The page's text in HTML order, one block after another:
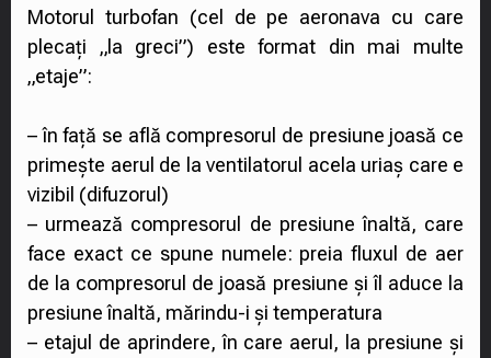
Motorul turbofan (cel de pe aeronava cu care
plecați „la greci”) este format din mai multe
„etaje”:
– în față se află compresorul de presiune joasă ce
primește aerul de la ventilatorul acela uriaș care e
vizibil (difuzorul)
– urmează compresorul de presiune înaltă, care
face exact ce spune numele: preia fluxul de aer
de la compresorul de joasă presiune și îl aduce la
presiune înaltă, mărindu-i și temperatura
– etajul de aprindere, în care aerul, la presiune și